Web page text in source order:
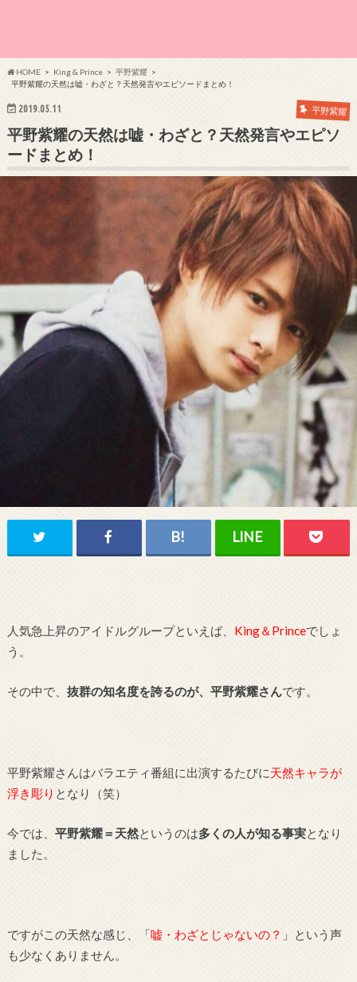
HOME King & Prince
平野紫耀
平野紫耀の天然は嘘・わざと？天然発言やエピソードまとめ！
2019.05.11 平野紫耀
平野紫耀の天然は嘘・わざと？天然発言やエピソ
ードまとめ！
人気急上昇のアイドルグループといえば、 King＆Princeでしょ
う。
その中で、 抜群の知名度を誇るのが、平野紫耀さんです。
平野紫耀さんはバラエティ番組に出演するたびに天然キャラが
浮き彫り となり（笑）
今では、 平野紫耀＝天然というのは多くの人が知る事実となり
ました。
ですがこの天然な感じ、「嘘・わざとじゃないの？ 」という声
も少なくありません。